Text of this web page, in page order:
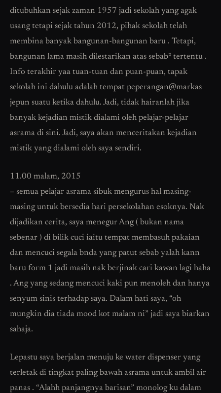
ditubuhkan sejak zaman 1957 jadi sekolah yang agak
usang tetapi sejak tahun 2012, pihak sekolah telah
membina banyak bangunan-bangunan baru . Tetapi,
bangunan lama masih dilestarikan atas sebab² tertentu .
Info terakhir yaa tuan-tuan dan puan-puan, tapak
sekolah ini dahulu adalah tempat peperangan@markas
jepun suatu ketika dahulu. Jadi, tidak hairanlah jika
banyak kejadian mistik dialami oleh pelajar-pelajar
asrama di sini. Jadi, saya akan menceritakan kejadian
mistik yang dialami oleh saya sendiri.
11.00 malam, 2015
– semua pelajar asrama sibuk mengurus hal masing-
masing untuk bersedia hari persekolahan esoknya. Nak
dijadikan cerita, saya menegur Ang ( bukan nama
sebenar ) di bilik cuci iaitu tempat membasuh pakaian
dan mencuci segala bnda yang patut sebab yalah kann
baru form 1 jadi masih nak berjinak cari kawan lagi haha
. Ang yang sedang mencuci kaki pun menoleh dan hanya
senyum sinis terhadap saya. Dalam hati saya, “oh
mungkin dia tiada mood kot malam ni” jadi saya biarkan
sahaja.
Lepastu saya berjalan menuju ke water dispenser yang
terletak di tingkat paling bawah asrama untuk ambil air
panas . “Alahh panjangnya barisan” monolog ku dalam